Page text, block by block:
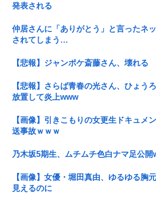
発表される
仲居さんに「ありがとう」と言ったネ
されてしまう…
【悲報】ジャンポケ斎藤さん、壊れる
【悲報】さらば青春の光さん、ひょう
放置して炎上www
【画像】引きこもりの女更生ドキュメ
送事故ｗｗｗ
乃木坂5期生、ムチムチ色白ナマ足公開
【画像】女優・堀田真由、ゆるゆる胸
見えるのに